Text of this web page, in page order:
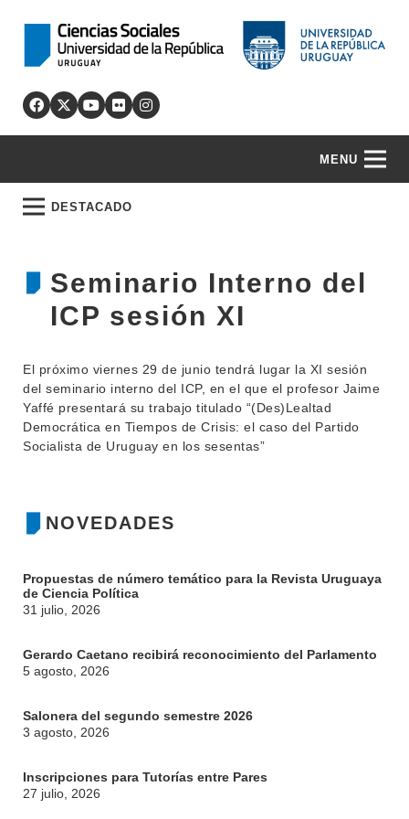
MENU
INSTITUCIONAL
ENSEÑANZA
EXTENSIÓN
LLAMADOS
NOTICIAS
DESTACADO
OFERTA DE GRADO
EDUCACIÓN PERMANENTE
BIBLIOTECA
NOVEDADES
Propuestas de número temático para la Revista Uruguaya
de Ciencia Política
31 julio, 2026
Gerardo Caetano recibirá reconocimiento del Parlamento
5 agosto, 2026
Salonera del segundo semestre 2026
3 agosto, 2026
Inscripciones para Tutorías entre Pares
27 julio, 2026
Seminario Interno del
ICP sesión XI
El próximo viernes 29 de junio tendrá lugar la XI sesión
del seminario interno del ICP, en el que el profesor Jaime
Yaffé presentará su trabajo titulado “(Des)Lealtad
Democrática en Tiempos de Crisis: el caso del Partido
Socialista de Uruguay en los sesentas”